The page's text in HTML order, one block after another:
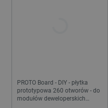
PROTO Board - DIY - płytka
prototypowa 260 otworów - do
modułów deweloperskich